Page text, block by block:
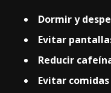
Dormir y
Evitar
Reducir
Evitar